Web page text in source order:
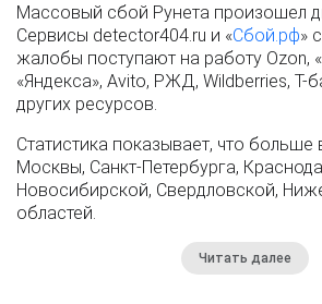
Массовый сбой Рунета произошел
Сервисы detector404.ru и «Сбой.рф»
жалобы поступают на работу Ozon,
«Яндекса», Avito, РЖД, Wildberries, Т-
других ресурсов.
Статистика показывает, что
Москвы, Санкт-Петербурга,
Новосибирской, Свердловской,
областей.
Читать далее